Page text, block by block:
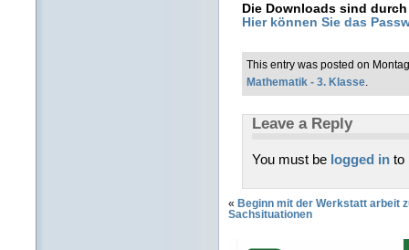
Die Downloads sind
Hier können Sie das
This entry was posted on
Mathematik - 3. Klasse.
Leave a Reply
You must be logged in to
« Beginn mit der Werkstatt arbeit
Sachsituationen